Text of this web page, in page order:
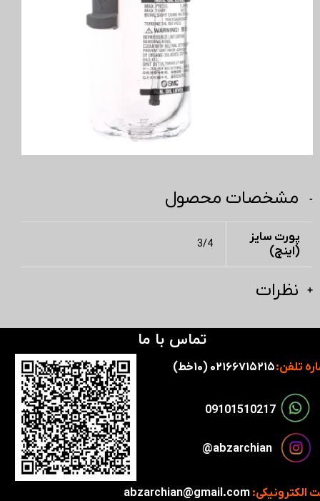
مشخصات محصول
پورت سایز
(اینچ)
3/4
نظرات
تماس با ما
تلفن:
الکترونیکی: abzarchian@gmail.com
​​09101510217​​​​​​​
​​​abzarchian@